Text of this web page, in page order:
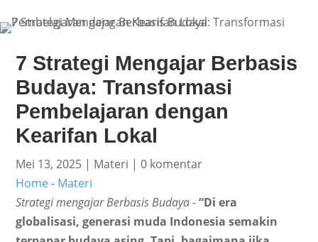
7 Strategi Mengajar Berbasis
Budaya: Transformasi
Pembelajaran dengan
Kearifan Lokal
Mei 13, 2025 | Materi |0 komentar
Home- Materi
Strategi mengajar Berbasis Budaya - “Di era
globalisasi, generasi muda Indonesia semakin